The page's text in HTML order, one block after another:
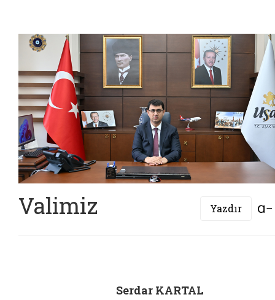
Valimiz Yazdır
Serdar KARTAL